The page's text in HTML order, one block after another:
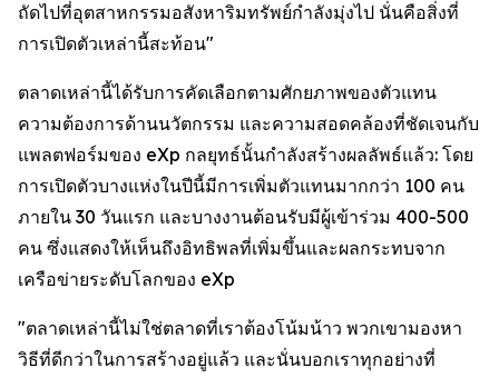
ถัดไปที่อุตสาหกรรมอสังหาริมทรัพย์กำลังมุ่งไป นั่นคือสิ่งที่
การเปิดตัวเหล่านี้สะท้อน"
ตลาดเหล่านี้ได้รับการคัดเลือกตามศักยภาพของตัวแทน
ความต้องการด้านนวัตกรรม และความสอดคล้องที่ชัดเจนกับ
แพลตฟอร์มของ eXp กลยุทธ์นั้นกำลังสร้างผลลัพธ์แล้ว: โดย
การเปิดตัวบางแห่งในปีนี้มีการเพิ่มตัวแทนมากกว่า 100 คน
ภายใน 30 วันแรก และบางงานต้อนรับมีผู้เข้าร่วม 400-500
คน ซึ่งแสดงให้เห็นถึงอิทธิพลที่เพิ่มขึ้นและผลกระทบจาก
เครือข่ายระดับโลกของ eXp
"ตลาดเหล่านี้ไม่ใช่ตลาดที่เราต้องโน้มน้าว พวกเขามองหา
วิธีที่ดีกว่าในการสร้างอยู่แล้ว และนั่นบอกเราทุกอย่างที่